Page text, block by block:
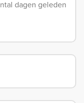
dagen geleden